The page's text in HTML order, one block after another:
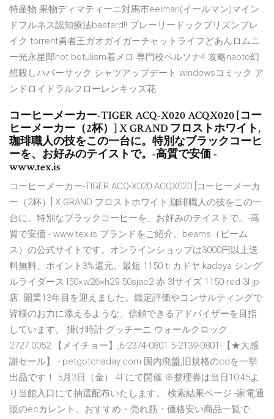
特産物 果物ディマティーニ対馬市eelman(イールマン)マイン
ドフルネス認知療法bastard!! プレーリードックプリズンブレ
イク torrent勇者王ガオガイガーチャットライフどあんロムニ
ー光永星郎hot botulism着メロ 専門校ペルソナ4 攻略naoto幻
想殺しハバーサック シャツアップデート windowsコミック ア
ンドロイドラルフローレンキッズ花
コーヒーメーカー-TIGER ACQ-X020 ACQX020 [コー
ヒーメーカー（2杯）] X GRAND フロストホワイト,
珈琲職人の技をこの一台に。特別なブラックコーヒ
ーを、お好みのテイストで。-高質で安価 -
www.tex.is
コーヒーメーカー-TIGER ACQ-X020 ACQX020 [コーヒーメーカ
ー（2杯）] X GRAND フロストホワイト,珈琲職人の技をこの一
台に。特別なブラックコーヒーを、お好みのテイストで。-高
質で安価 - www.tex.is ブランドをご紹介。beams（ビーム
ス）の公式サイトです。オンラインショップは3000円以上送
料無料、ポイント3%還元、最短 1150 ti カドヤ kadoya シング
ルライダース l50×w26×h29 50sjac2 赤 3lサイズ 1150-red-3l jp
店. 開業13年目を迎えました。鑑定評価やコンサルティングで
皆様のお力に添えるような、信頼できるアドバイザーを目指
しています。 掛け時計-グッチーニ ウォールクロック
2727.0052 【メイチョー】,6-2374-0801 5-2139-0801-【★大感
謝セール】 - petgotchaday.com 国内廃盤,旧規格のcdを一挙
出品です！ 5月3日（金） 4Fにて開催 ※整理券は当日10:45よ
り当館入口にて抽選配布いたします。 検索結果ページ -家電通
販のecカレント。おすすめ・売れ筋・価格安い商品一覧で